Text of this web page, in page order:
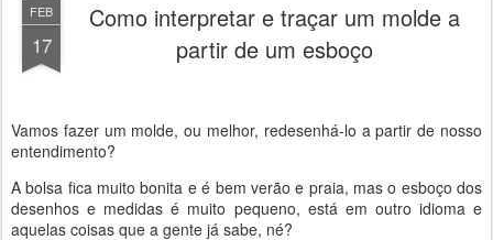
FEB
17
Como interpretar e traçar um molde a
partir de um esboço
Vamos fazer um molde, ou melhor, redesenhá-lo a partir de nosso
entendimento?
A bolsa fica muito bonita e é bem verão e praia, mas o esboço dos
desenhos e medidas é muito pequeno, está em outro idioma e
aquelas coisas que a gente já sabe, né?